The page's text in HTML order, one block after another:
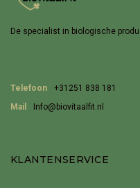
De specialist in biologische
Telefoon
+31251 838 181
Mail
Info@biovitaalfit.nl
KLANTENSERVICE